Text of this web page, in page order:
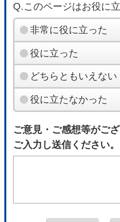
Q.このページはお役に
非常に役に立った
役に立った
どちらともいえない
役に立たなかった
ご意見・ご感想等がご
ご入力し送信ください。